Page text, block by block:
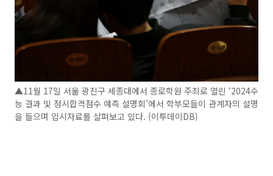
▲11월 17일 서울 광진구 세종대에서 종로학원 주최로 열린 ‘2024수
능 결과 및 정시합격점수 예측 설명회’에서 학부모들이 관계자의 설명
을 들으며 입시자료를 살펴보고 있다. (이투데이DB)